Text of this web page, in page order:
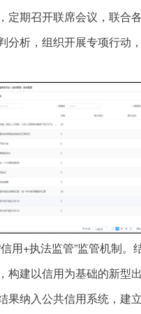
期召开联席会议，联合
分析，组织开展专项行动
+执法监管”监管机制。
构建以信用为基础的新型
果纳入公共信用系统，建